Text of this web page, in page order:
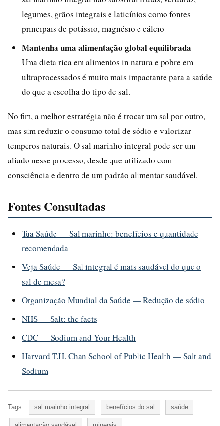
legumes, grãos integrais e laticínios como fontes
principais de potássio, magnésio e cálcio.
Mantenha uma alimentação global equilibrada —
Uma dieta rica em alimentos in natura e pobre em
ultraprocessados é muito mais impactante para a saúde
do que a escolha do tipo de sal.
No fim, a melhor estratégia não é trocar um sal por outro,
mas sim reduzir o consumo total de sódio e valorizar
temperos naturais. O sal marinho integral pode ser um
aliado nesse processo, desde que utilizado com
consciência e dentro de um padrão alimentar saudável.
Fontes Consultadas
Tua Saúde — Sal marinho: benefícios e quantidade
recomendada
Veja Saúde — Sal integral é mais saudável do que o
sal de mesa?
Organização Mundial da Saúde — Redução de sódio
NHS — Salt: the facts
CDC — Sodium and Your Health
Harvard T.H. Chan School of Public Health — Salt and
Sodium
Tags: sal marinho integral benefícios do sal saúde